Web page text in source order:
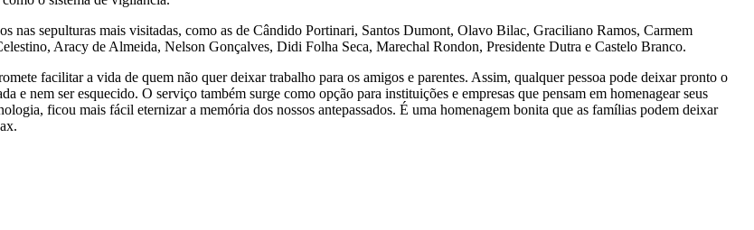
nas sepulturas mais visitadas, como as de Cândido Portinari, Santos Dumont, Olavo Bilac, Graciliano Ramos, Carmem
Aracy de Almeida, Nelson Gonçalves, Didi Folha Seca, Marechal Rondon, Presidente Dutra e Castelo Branco.
facilitar a vida de quem não quer deixar trabalho para os amigos e parentes. Assim, qualquer pessoa pode deixar pronto o
e nem ser esquecido. O serviço também surge como opção para instituições e empresas que pensam em homenagear seus
ficou mais fácil eternizar a memória dos nossos antepassados. É uma homenagem bonita que as famílias podem deixar